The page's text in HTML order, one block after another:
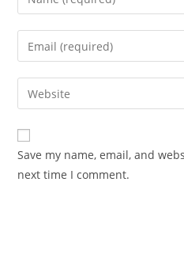
your
name
comment
Enter
your
email
address
comment
Enter
your
website
URL
(optional)
Save my name, email, and
next time I comment.